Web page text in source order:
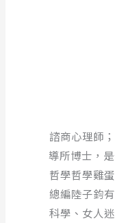
諮商心理師
導所博士，
哲學哲學雞
總編陸子鈞
科學、女人